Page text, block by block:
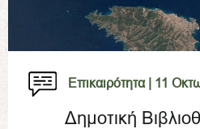
Επικαιρότητα | 11
Δημοτική